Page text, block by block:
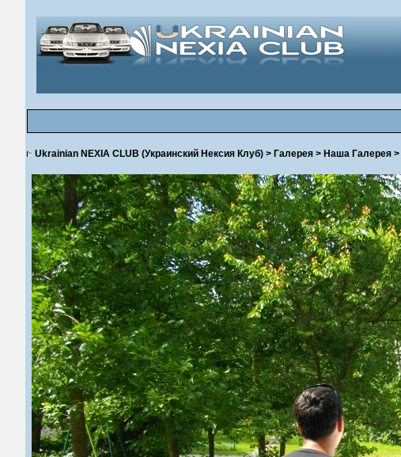
Ukrainian NEXIA CLUB (Украинский Нексия Клуб)> Галерея> Наша Галерея>